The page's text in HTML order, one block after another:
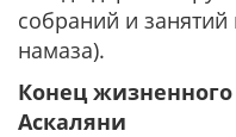
собраний и
намаза).
Конец
Аскаляни